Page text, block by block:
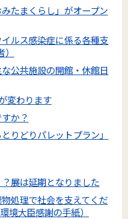
たまくらし」がオープン
イルス感染症に係る各種支
公共施設の開館・休館日
変わります
か？
りどりパレットプラン」
展は延期となりました
処理で社会を支えてくだ
境大臣感謝の手紙）